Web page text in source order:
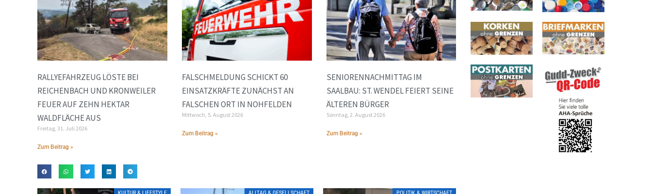
RALLYEFAHRZEUG LÖSTE BEI
REICHENBACH UND KRONWEILER
FEUER AUF ZEHN HEKTAR
WALDFLÄCHE AUS
Freitag, 31. Juli 2026
Zum Beitrag »
FALSCHMELDUNG SCHICKT 60
EINSATZKRÄFTE ZUNÄCHST AN
FALSCHEN ORT IN NOHFELDEN
Mittwoch, 5. August 2026
Zum Beitrag »
SENIORENNACHMITTAG IM
SAALBAU: ST. WENDEL FEIERT SEINE
ÄLTEREN BÜRGER
Sonntag, 2. August 2026
Zum Beitrag »